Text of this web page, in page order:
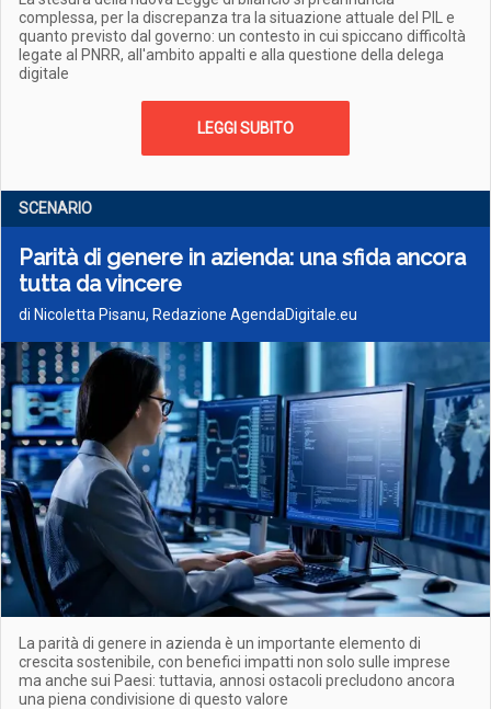
complessa, per la discrepanza tra la situazione attuale del PIL e
quanto previsto dal governo: un contesto in cui spiccano difficoltà
legate al PNRR, all'ambito appalti e alla questione della delega
digitale
LEGGI SUBITO
SCENARIO
Parità di genere in azienda: una sfida ancora
tutta da vincere
di Nicoletta Pisanu, Redazione AgendaDigitale.eu
La parità di genere in azienda è un importante elemento di
crescita sostenibile, con benefici impatti non solo sulle imprese
ma anche sui Paesi: tuttavia, annosi ostacoli precludono ancora
una piena condivisione di questo valore